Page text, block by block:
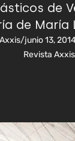
de
de María
/junio 13,
Revista Axxis